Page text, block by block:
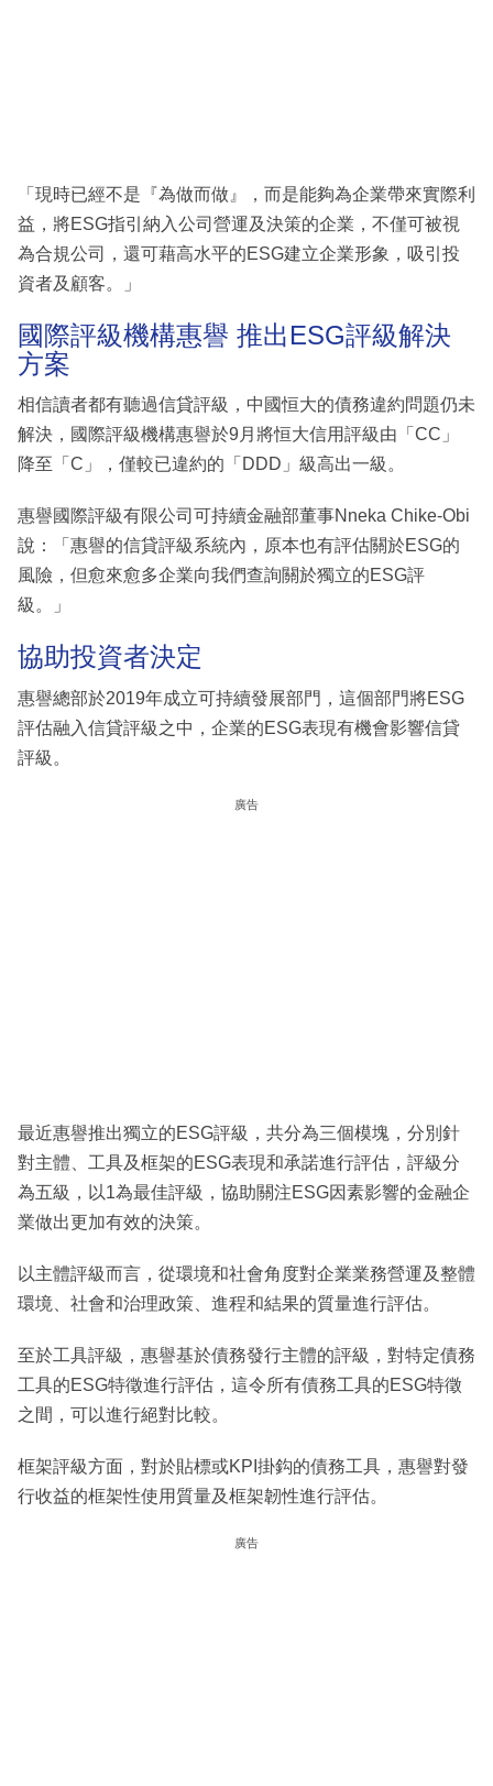
「現時已經不是『為做而做』，而是能夠為企業帶來實際利
益，將ESG指引納入公司營運及決策的企業，不僅可被視
為合規公司，還可藉高水平的ESG建立企業形象，吸引投
資者及顧客。」
國際評級機構惠譽 推出ESG評級解決
方案
相信讀者都有聽過信貸評級，中國恒大的債務違約問題仍未
解決，國際評級機構惠譽於9月將恒大信用評級由「CC」
降至「C」，僅較已違約的「DDD」級高出一級。
惠譽國際評級有限公司可持續金融部董事Nneka Chike-Obi
說：「惠譽的信貸評級系統內，原本也有評估關於ESG的
風險，但愈來愈多企業向我們查詢關於獨立的ESG評
級。」
協助投資者決定
惠譽總部於2019年成立可持續發展部門，這個部門將ESG
評估融入信貸評級之中，企業的ESG表現有機會影響信貸
評級。
廣告
最近惠譽推出獨立的ESG評級，共分為三個模塊，分別針
對主體、工具及框架的ESG表現和承諾進行評估，評級分
為五級，以1為最佳評級，協助關注ESG因素影響的金融企
業做出更加有效的決策。
以主體評級而言，從環境和社會角度對企業業務營運及整體
環境、社會和治理政策、進程和結果的質量進行評估。
至於工具評級，惠譽基於債務發行主體的評級，對特定債務
工具的ESG特徵進行評估，這令所有債務工具的ESG特徵
之間，可以進行絕對比較。
框架評級方面，對於貼標或KPI掛鈎的債務工具，惠譽對發
行收益的框架性使用質量及框架韌性進行評估。
廣告